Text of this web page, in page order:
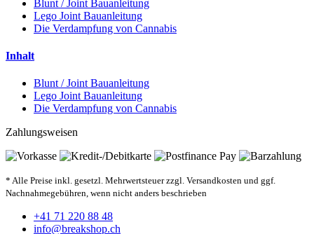
Blunt / Joint Bauanleitung
Lego Joint Bauanleitung
Die Verdampfung von Cannabis
Inhalt
Blunt / Joint Bauanleitung
Lego Joint Bauanleitung
Die Verdampfung von Cannabis
Zahlungsweisen
* Alle Preise inkl. gesetzl. Mehrwertsteuer zzgl. Versandkosten und ggf.
Nachnahmegebühren, wenn nicht anders beschrieben
+41 71 220 88 48
info@breakshop.ch